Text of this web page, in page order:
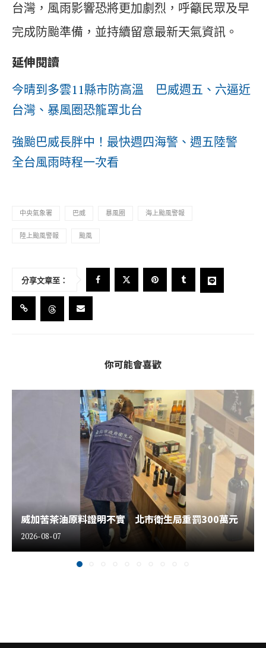
台灣，風雨影響恐將更加劇烈，呼籲民眾及早
完成防颱準備，並持續留意最新天氣資訊。
延伸閱讀
今晴到多雲11縣市防高溫 巴威週五、六逼近
台灣、暴風圈恐籠罩北台
強颱巴威長胖中！最快週四海警、週五陸警
全台風雨時程一次看
中央氣象署 巴威 暴風圈 海上颱風警報
陸上颱風警報 颱風
分享文章至：
你可能會喜歡
威加苦茶油原料證明不實 北市衛生局重罰300萬元
2026-08-07